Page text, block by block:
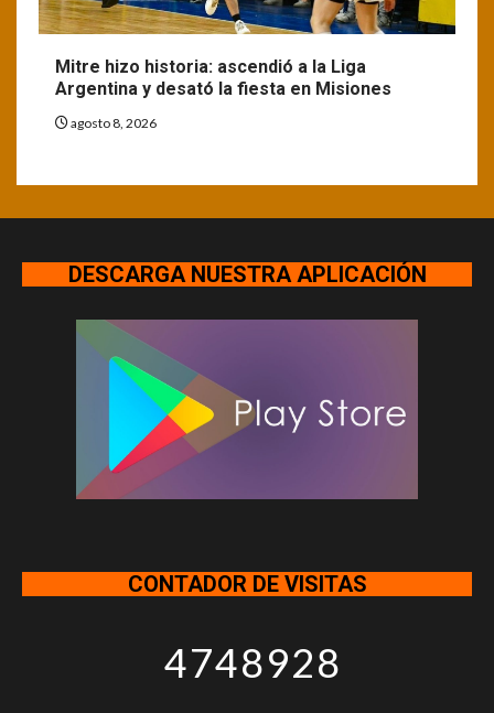
Mitre hizo historia: ascendió a la Liga
Argentina y desató la fiesta en Misiones
agosto 8, 2026
DESCARGA NUESTRA APLICACIÓN
CONTADOR DE VISITAS
4748928